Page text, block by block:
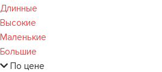
Длинные
Высокие
Маленькие
Большие
По цене